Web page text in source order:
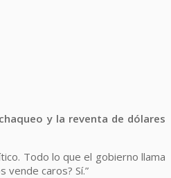
y la reventa de dólares
Todo lo que el gobierno llama
vende caros? Sí.”